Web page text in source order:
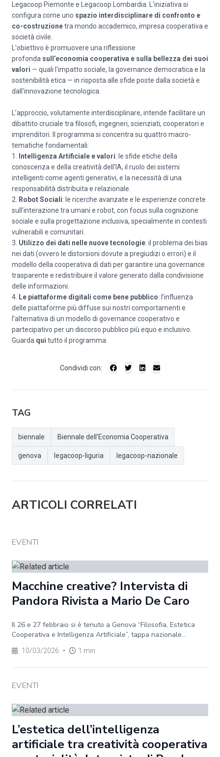
Legacoop Piemonte e Legacoop Lombardia. L'iniziativa si
configura come uno spazio interdisciplinare di confronto e
co-costruzionetra mondo accademico, impresa cooperativa e
società civile.
L'obiettivo è promuovere una riflessione
profonda sull’economia cooperativa e sulla bellezza dei suoi
valori — quali l'impatto sociale, la governance democratica e la
sostenibilità etica — in risposta alle sfide poste dalla società e
dall'innovazione tecnologica.
L’approccio, volutamente interdisciplinare, intende facilitare un
dibattito cruciale tra filosofi, ingegneri, scienziati, cooperatori e
imprenditori. Il programma si concentra su quattro macro-
tematiche fondamentali:
1.
Intelligenza Artificiale e valori: le sfide etiche della
conoscenza e della creatività dell'IA, il ruolo dei sistemi
intelligenti come agenti generativi, e la necessità di una
responsabilità distribuita e relazionale.
2.
Robot Sociali: le ricerche avanzate e le esperienze concrete
sull’interazione tra umani e robot, con focus sulla cognizione
sociale e sulla progettazione inclusiva, specialmente in contesti
vulnerabili e comunitari.
3. Utilizzo dei dati nelle nuove tecnologie: il problema dei bias
nei dati (ovvero le distorsioni dovute a pregiudizi o errori) e il
modello della cooperativa di dati per garantire una governance
trasparente e redistribuire il valore generato dalla condivisione
delle informazioni.
4. Le piattaforme digitali come bene pubblico: l’influenza
delle piattaforme più diffuse sui nostri comportamenti e
l’alternativa di un modello di governance cooperativo e
partecipativo per un discorso pubblico più equo e inclusivo.
Guarda qui tutto il programma
Condividi con:
TAG
biennale Biennale dell’Economia Cooperativa
genova legacoop-liguria legacoop-nazionale
ARTICOLI CORRELATI
EVENTI
Macchine creative? Intervista di
Pandora Rivista a Mario De Caro
Il 26 e 27 febbraio si è tenuto a Genova “Filosofia, Estetica
Cooperativa e Intelligenza Artificiale”, tappa nazionale...
10/03/2026 • 1 min
EVENTI
L’estetica dell’intelligenza
artificiale tra creatività cooperativa